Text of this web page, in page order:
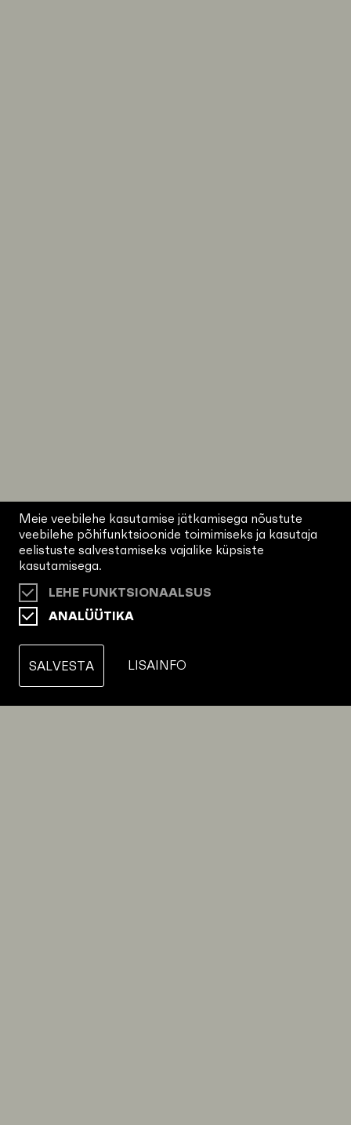
Meie veebilehe kasutamise jätkamisega nõustute
veebilehe põhifunktsioonide toimimiseks ja kasutaja
eelistuste salvestamiseks vajalike küpsiste
kasutamisega.
LEHE FUNKTSIONAALSUS
ANALÜÜTIKA
SALVESTA LISAINFO